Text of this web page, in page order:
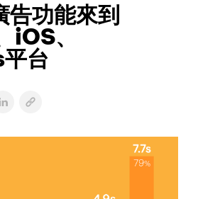
告功能來到
、
台